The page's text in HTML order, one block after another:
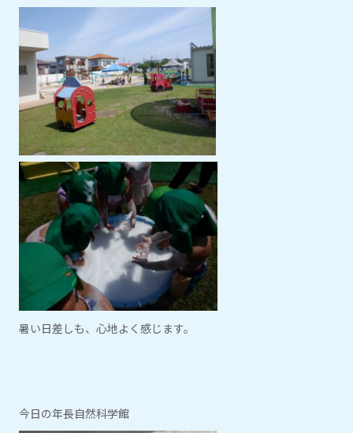
暑い日差しも、心地よく感じます。
今日の年長自然科学館